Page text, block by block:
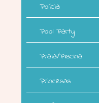
Polícia
Pool Party
Praia/Piscina
Princesas